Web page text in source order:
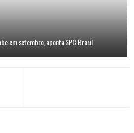
em setembro, aponta SPC Brasil